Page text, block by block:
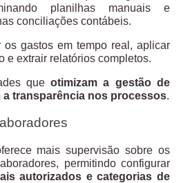
planilhas manuais e
conciliações contábeis.
os gastos em tempo real, aplicar
e extrair relatórios completos.
queotimizam a gestão de
a transparência nos processos.
mais supervisão sobre os
permitindo configurar
autorizados e categorias de